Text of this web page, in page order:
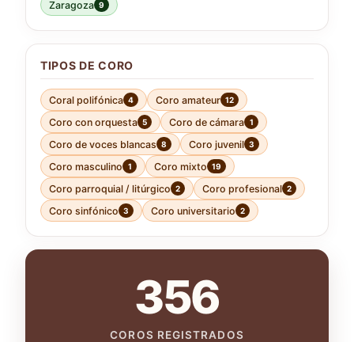
Zaragoza 9
TIPOS DE CORO
Coral polifónica 4 Coro amateur 12
Coro con orquesta 5 Coro de cámara 1
Coro de voces blancas 8 Coro juvenil 3
Coro masculino 1 Coro mixto 19
Coro parroquial / litúrgico 2 Coro profesional 2
Coro sinfónico 3 Coro universitario 2
356
COROS REGISTRADOS